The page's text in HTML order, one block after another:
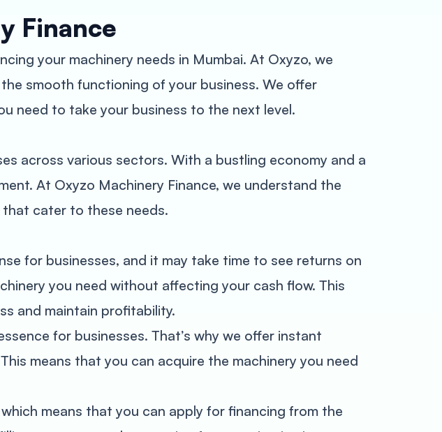
Finance
your machinery needs in Mumbai. At Oxyzo, we
smooth functioning of your business. We offer
need to take your business to the next level.
across various sectors. With a bustling economy and a
At Oxyzo Machinery Finance, we understand the
that cater to these needs.
for businesses, and it may take time to see returns on
you need without affecting your cash flow. This
and maintain profitability.
for businesses. That’s why we offer instant
means that you can acquire the machinery you need
means that you can apply for financing from the